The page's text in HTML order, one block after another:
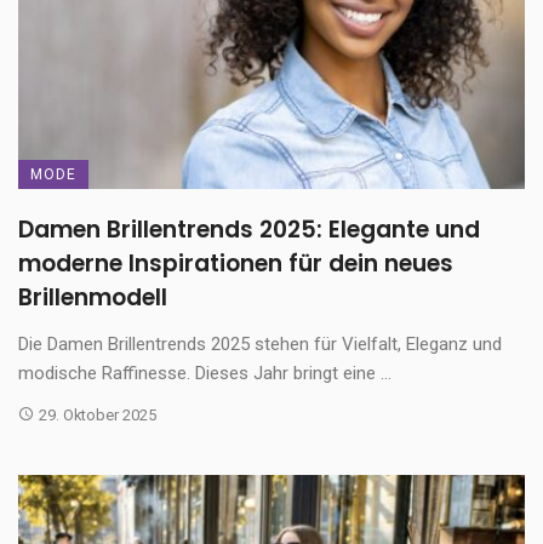
MODE
Damen Brillentrends 2025: Elegante und
moderne Inspirationen für dein neues
Brillenmodell
Die Damen Brillentrends 2025 stehen für Vielfalt, Eleganz und
modische Raffinesse. Dieses Jahr bringt eine ...
29. Oktober 2025